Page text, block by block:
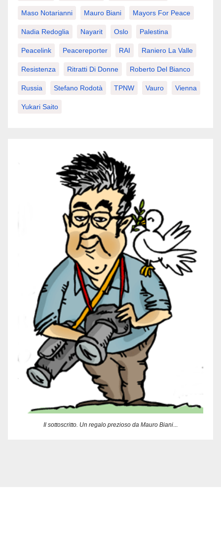
Maso Notarianni Mauro Biani Mayors For Peace
Nadia Redoglia Nayarit Oslo Palestina
Peacelink Peacereporter RAI Raniero La Valle
Resistenza Ritratti Di Donne Roberto Del Bianco
Russia Stefano Rodotà TPNW Vauro Vienna
Yukari Saito
Il sottoscritto. Un regalo prezioso da Mauro Biani...